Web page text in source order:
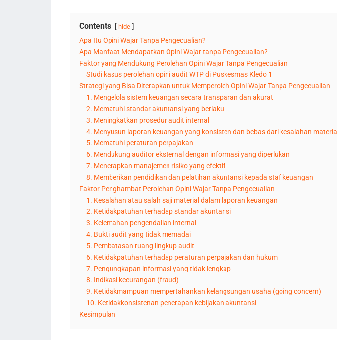
Contents hide
Apa Itu Opini Wajar Tanpa Pengecualian?
Apa Manfaat Mendapatkan Opini Wajar tanpa Pengecualian?
Faktor yang Mendukung Perolehan Opini Wajar Tanpa Pengecualian
Studi kasus perolehan opini audit WTP di Puskesmas Kledo 1
Strategi yang Bisa Diterapkan untuk Memperoleh Opini Wajar Tanpa Pengecualian
1. Mengelola sistem keuangan secara transparan dan akurat
2. Mematuhi standar akuntansi yang berlaku
3. Meningkatkan prosedur audit internal
4. Menyusun laporan keuangan yang konsisten dan bebas dari kesalahan material
5. Mematuhi peraturan perpajakan
6. Mendukung auditor eksternal dengan informasi yang diperlukan
7. Menerapkan manajemen risiko yang efektif
8. Memberikan pendidikan dan pelatihan akuntansi kepada staf keuangan
Faktor Penghambat Perolehan Opini Wajar Tanpa Pengecualian
1. Kesalahan atau salah saji material dalam laporan keuangan
2. Ketidakpatuhan terhadap standar akuntansi
3. Kelemahan pengendalian internal
4. Bukti audit yang tidak memadai
5. Pembatasan ruang lingkup audit
6. Ketidakpatuhan terhadap peraturan perpajakan dan hukum
7. Pengungkapan informasi yang tidak lengkap
8. Indikasi kecurangan (fraud)
9. Ketidakmampuan mempertahankan kelangsungan usaha (going concern)
10. Ketidakkonsistenan penerapan kebijakan akuntansi
Kesimpulan